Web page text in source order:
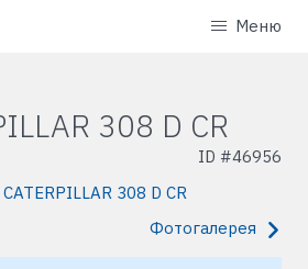
Меню
308 D CR
ID #46956
Фотогалерея